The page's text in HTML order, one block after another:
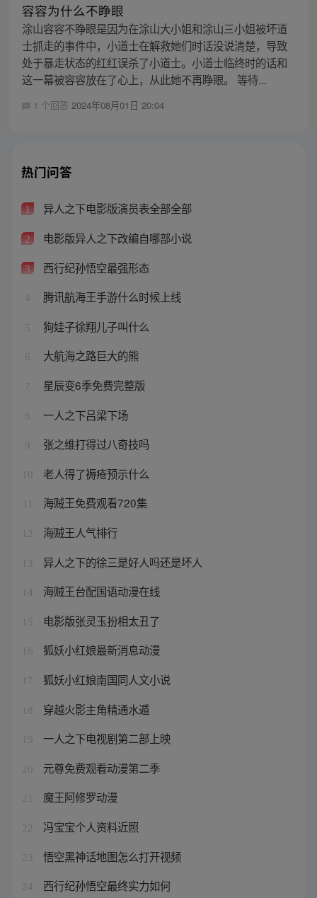
容容为什么不睁眼
涂山容容不睁眼是因为在涂山大小姐和涂山三小姐被坏道
士抓走的事件中，小道士在解救她们时话没说清楚，导致
处于暴走状态的红红误杀了小道士。小道士临终时的话和
这一幕被容容放在了心上，从此她不再睁眼。 等待...
1 个回答 2024年08月01日 20:04
热门问答
1 异人之下电影版演员表全部全部
2 电影版异人之下改编自哪部小说
3 西行纪孙悟空最强形态
4 腾讯航海王手游什么时候上线
5 狗娃子徐翔儿子叫什么
6 大航海之路巨大的熊
7 星辰变6季免费完整版
8 一人之下吕梁下场
9 张之维打得过八奇技吗
10 老人得了褥疮预示什么
海贼王免费观看720集
12 海贼王人气排行
13 异人之下的徐三是好人吗还是坏人
14 海贼王台配国语动漫在线
15 电影版张灵玉扮相太丑了
16 狐妖小红娘最新消息动漫
17 狐妖小红娘南国同人文小说
18 穿越火影主角精通水遁
19 一人之下电视剧第二部上映
20 元尊免费观看动漫第二季
21 魔王阿修罗动漫
22 冯宝宝个人资料近照
23 悟空黑神话地图怎么打开视频
24 西行纪孙悟空最终实力如何